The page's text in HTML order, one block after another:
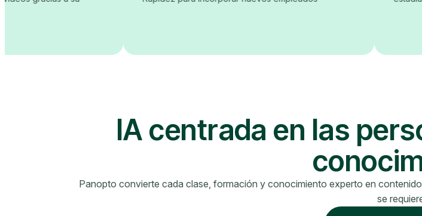
IA centrada en las
Panopto convierte cada clase, formación y conocimiento experto en
se